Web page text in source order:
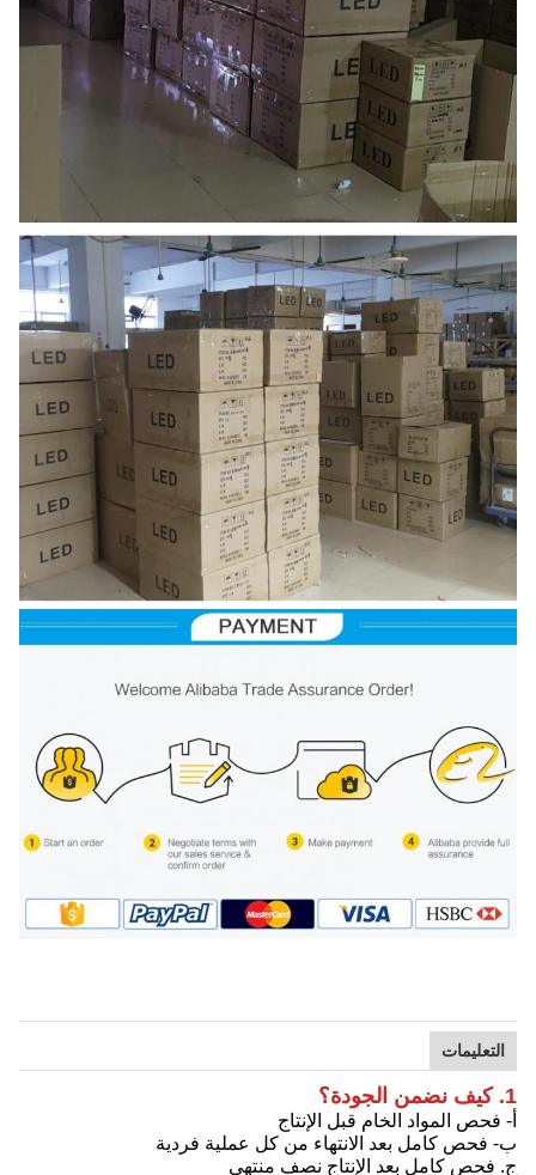
التعليمات
1. كيف نضمن الجودة؟
أ- فحص المواد الخام قبل الإنتاج
ب- فحص كامل بعد الانتهاء من كل عملية فردية
ج. فحص كامل بعد الإنتاج نصف منتهي